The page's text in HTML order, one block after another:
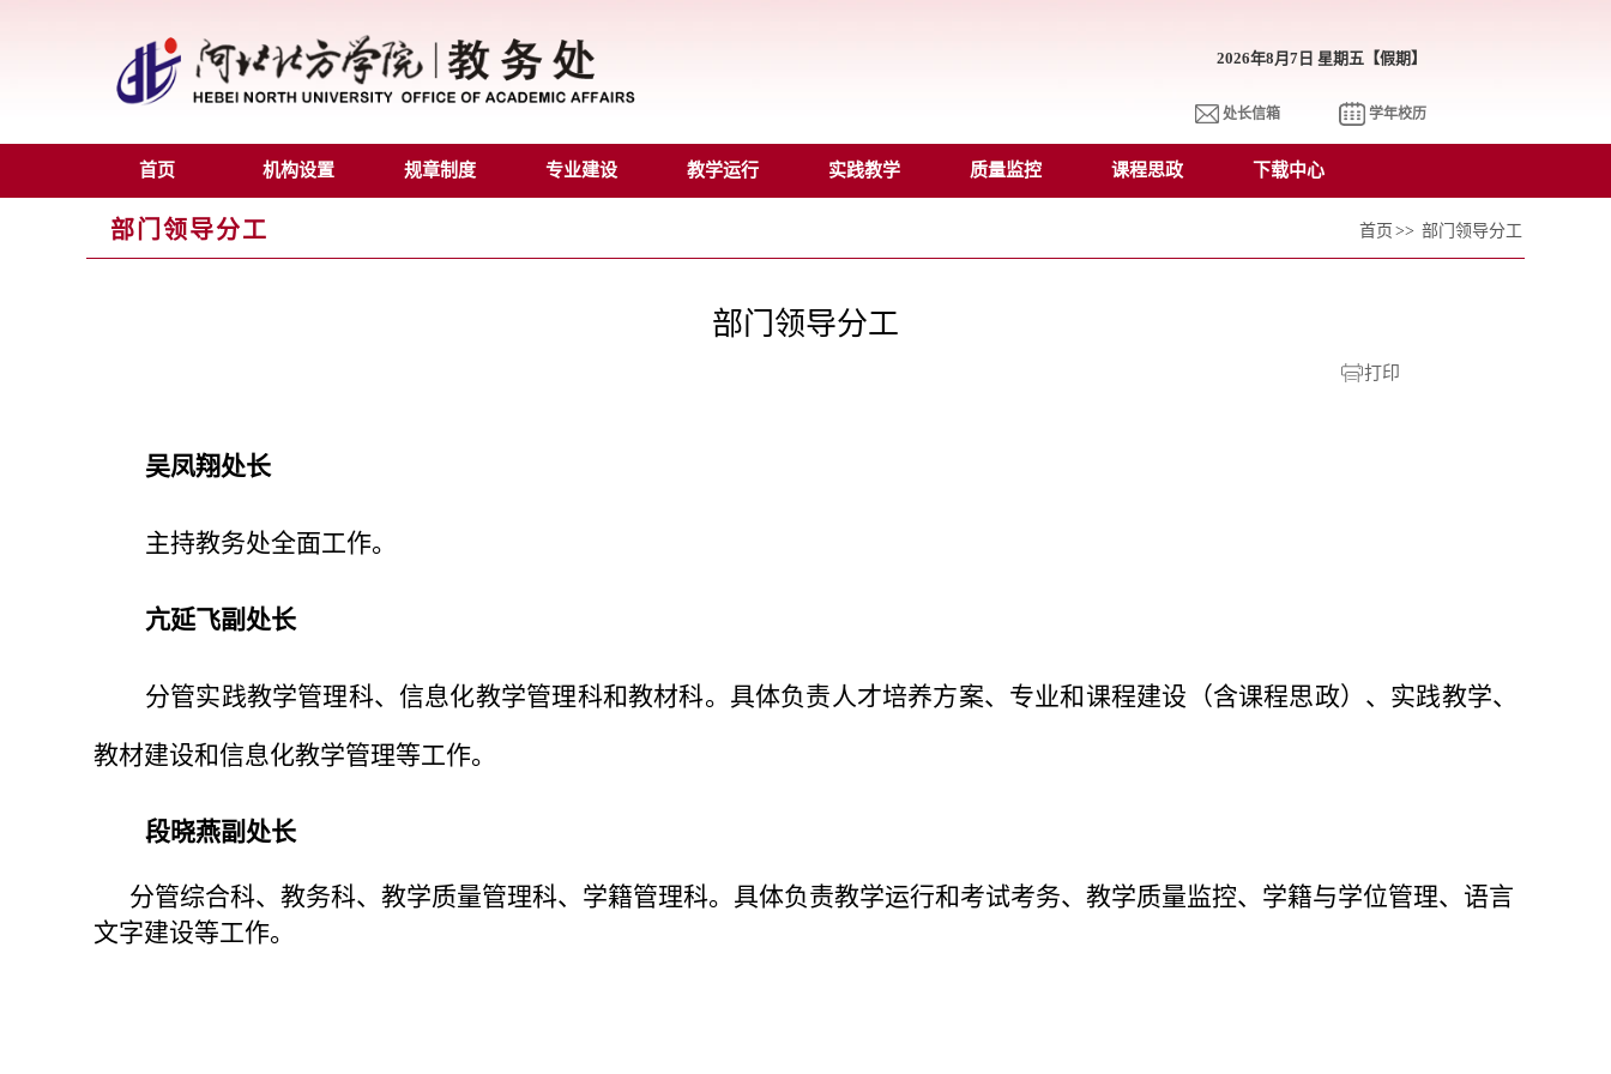
处长信箱 学年校历
2026年8月7日 星期五【假期】
首页 机构设置 规章制度 专业建设 教学运行 实践教学 质量监控 课程思政 下载中心
首页 >> 部门领导分工
部门领导分工
部门领导分工
打印
吴凤翔处长
主持教务处全面工作。
亢延飞副处长
分管实践教学管理科、信息化教学管理科和教材科。具体负责人才培养方案、专业和课程建设（含课程思政）、实践教学、
教材建设和信息化教学管理等工作。
段晓燕副处长
分管综合科、教务科、教学质量管理科、学籍管理科。 具体负责教学运行和考试考务、教学质量监控、学籍与学位管理、 语言
文字建设等工作。